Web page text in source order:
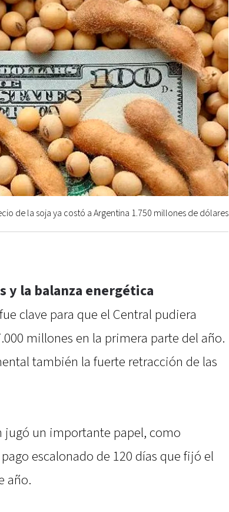
de la soja ya costó a Argentina 1.750 millones de dólares
y la balanza energética
clave para que el Central pudiera
millones en la primera parte del año.
también la fuerte retracción de las
jugó un importante papel, como
escalonado de 120 días que fijó el
año.